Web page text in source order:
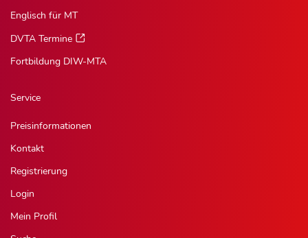
Englisch für MT
DVTA Termine
Fortbildung DIW-MTA
Service
Preisinformationen
Kontakt
Registrierung
Login
Mein Profil